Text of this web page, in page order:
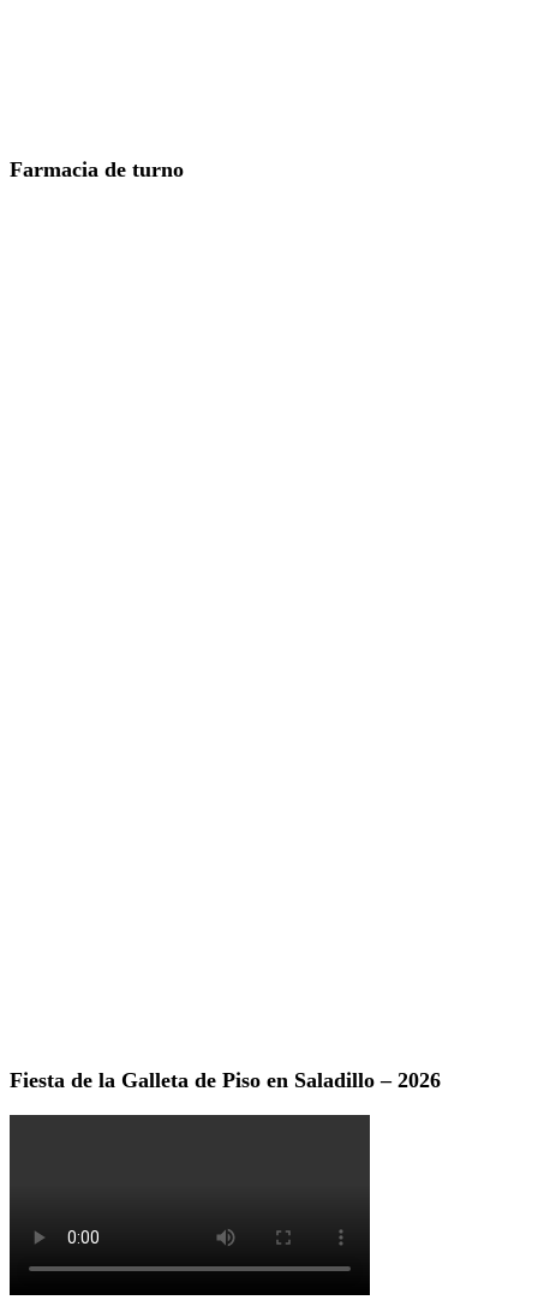
Farmacia de turno
Fiesta de la Galleta de Piso en Saladillo – 2026